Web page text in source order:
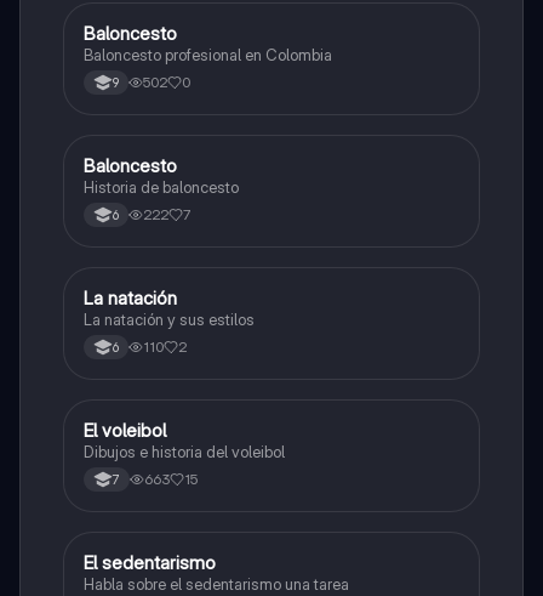
Educación Física
Baloncesto
Baloncesto profesional en Colombia
9 502 0
Educación Física
Baloncesto
Historia de baloncesto
6 222 7
Educación Física
La natación
La natación y sus estilos
6 110 2
Educación Física
El voleibol
Dibujos e historia del voleibol
7 663 15
Educación Física
El sedentarismo
Habla sobre el sedentarismo una tarea